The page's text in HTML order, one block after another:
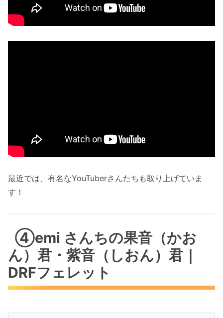
最近では、有名なYouTuberさんたちも取り上げていま
す！
④emi さんちの果音（かお
ん）君・紫音（しおん）君｜
DRFフェレット